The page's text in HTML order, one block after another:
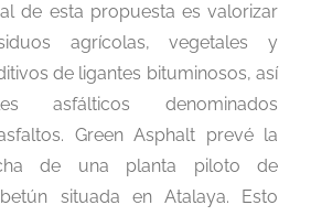
de esta propuesta es valorizar
agrícolas, vegetales y
de ligantes bituminosos, así
asfálticos denominados
Green Asphalt prevé la
de una planta piloto de
situada en Atalaya. Esto